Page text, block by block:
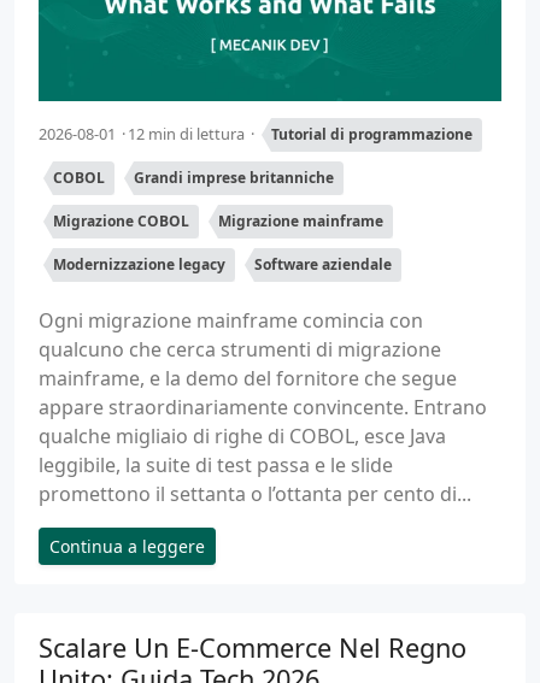
2026-08-01 12 min di lettura Tutorial di programmazione
COBOL Grandi imprese britanniche
Migrazione COBOL Migrazione mainframe
Modernizzazione legacy Software aziendale
Ogni migrazione mainframe comincia con
qualcuno che cerca strumenti di migrazione
mainframe, e la demo del fornitore che segue
appare straordinariamente convincente. Entrano
qualche migliaio di righe di COBOL, esce Java
leggibile, la suite di test passa e le slide
promettono il settanta o l’ottanta per cento di...
Continua a leggere
Scalare Un E-Commerce Nel Regno